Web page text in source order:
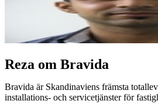
Reza om Bravida
Bravida är Skandinaviens främsta
installations- och servicetjänster för